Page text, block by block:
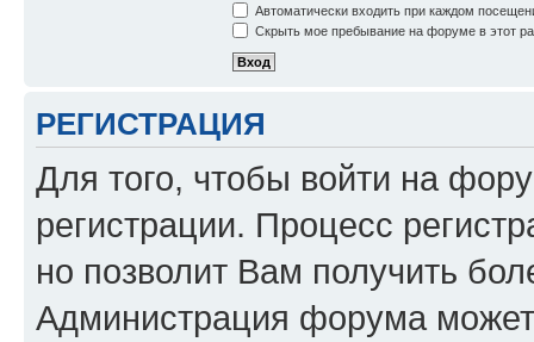
Автоматически входить при каждом
Скрыть мое пребывание на форуме в этот
РЕГИСТРАЦИЯ
Для того, чтобы войти на
регистрации. Процесс
но позволит Вам получить
Администрация форума может